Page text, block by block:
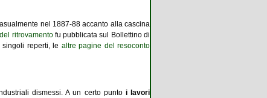
nel 1887-88 accanto alla cascina
ritrovamentofu pubblicata sul Bollettino di
reperti, le altre pagine del resoconto
dismessi. A un certo punto i lavori